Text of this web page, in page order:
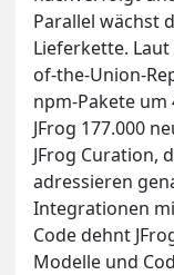
Parallel wächst
Lieferkette.
of-the-Union-
npm-Pakete
JFrog 177.000
JFrog Curation,
adressieren
Integrationen
Code dehnt
Modelle und